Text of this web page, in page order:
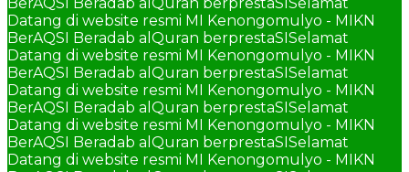
Datang di website resmi MI Kenongomulyo - MIKN
BerAQSI Beradab alQuran berprestaSISelamat
Datang di website resmi MI Kenongomulyo - MIKN
BerAQSI Beradab alQuran berprestaSISelamat
Datang di website resmi MI Kenongomulyo - MIKN
BerAQSI Beradab alQuran berprestaSISelamat
Datang di website resmi MI Kenongomulyo - MIKN
BerAQSI Beradab alQuran berprestaSISelamat
Datang di website resmi MI Kenongomulyo - MIKN